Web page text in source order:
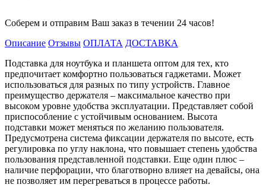
Соберем и отправим Ваш заказ в течении 24 часов!
Описание Отзывы ОПЛАТА ДОСТАВКА
Подставка для ноутбука и планшета оптом для тех, кто
предпочитает комфортно пользоваться гаджетами. Может
использоваться для разных по типу устройств. Главное
преимущество держателя – максимальное качество при
высоком уровне удобства эксплуатации. Представляет собой
приспособление с устойчивым основанием. Высота
подставки может меняться по желанию пользователя.
Предусмотрена система фиксации держателя по высоте, есть
регулировка по углу наклона, что повышает степень удобства
пользования представленной подставки. Еще один плюс –
наличие перфорации, что благотворно влияет на девайсы, она
не позволяет им перегреваться в процессе работы.